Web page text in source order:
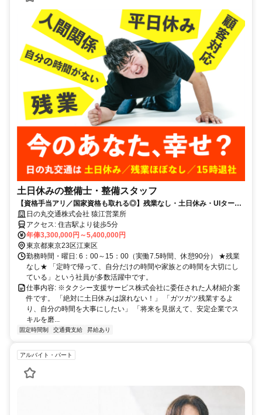
土日休みの整備士・整備スタッフ
【資格手当アリ／国家資格も取れる◎】残業なし・土日休み・UIターン
支援あり・屋内作業のみ
日の丸交通株式会社 猿江営業所
アクセス: 住吉駅より徒歩5分
年俸3,300,000円～5,400,000円
東京都東京23区江東区
勤務時間・曜日: 6：00～15：00（実働7.5時間、休憩90分） ★残業
なし★ 「定時で帰って、自分だけの時間や家族との時間を大切にし
ている」という社員が多数活躍中です。
仕事内容: ※タクシー支援サービス株式会社に委任された人材紹介案
件です。 「絶対に土日休みは譲れない！」 「ガツガツ残業するよ
り、自分の時間を大事にしたい」 「将来を見据えて、安定企業でス
キルを磨...
固定時間制 交通費支給 昇給あり
アルバイト・パート